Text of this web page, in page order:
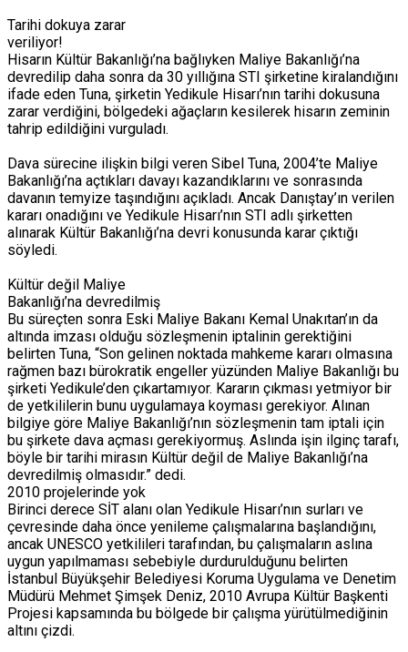
Tarihi dokuya zarar
veriliyor!
Hisarın Kültür Bakanlığı’na bağlıyken Maliye Bakanlığı’na
devredilip daha sonra da 30 yıllığına STI şirketine kiralandığını
ifade eden Tuna, şirketin Yedikule Hisarı’nın tarihi dokusuna
zarar verdiğini, bölgedeki ağaçların kesilerek hisarın zeminin
tahrip edildiğini vurguladı.
Dava sürecine ilişkin bilgi veren Sibel Tuna, 2004’te Maliye
Bakanlığı’na açtıkları davayı kazandıklarını ve sonrasında
davanın temyize taşındığını açıkladı. Ancak Danıştay’ın verilen
kararı onadığını ve Yedikule Hisarı’nın STI adlı şirketten
alınarak Kültür Bakanlığı’na devri konusunda karar çıktığı
söyledi.
Kültür değil Maliye
Bakanlığı’na devredilmiş
Bu süreçten sonra Eski Maliye Bakanı Kemal Unakıtan’ın da
altında imzası olduğu sözleşmenin iptalinin gerektiğini
belirten Tuna, “Son gelinen noktada mahkeme kararı olmasına
rağmen bazı bürokratik engeller yüzünden Maliye Bakanlığı bu
şirketi Yedikule’den çıkartamıyor. Kararın çıkması yetmiyor bir
de yetkililerin bunu uygulamaya koyması gerekiyor. Alınan
bilgiye göre Maliye Bakanlığı’nın sözleşmenin tam iptali için
bu şirkete dava açması gerekiyormuş. Aslında işin ilginç tarafı,
böyle bir tarihi mirasın Kültür değil de Maliye Bakanlığı’na
devredilmiş olmasıdır.” dedi.
2010 projelerinde yok
Birinci derece SİT alanı olan Yedikule Hisarı’nın surları ve
çevresinde daha önce yenileme çalışmalarına başlandığını,
ancak UNESCO yetkilileri tarafından, bu çalışmaların aslına
uygun yapılmaması sebebiyle durdurulduğunu belirten
İstanbul Büyükşehir Belediyesi Koruma Uygulama ve Denetim
Müdürü Mehmet Şimşek Deniz, 2010 Avrupa Kültür Başkenti
Projesi kapsamında bu bölgede bir çalışma yürütülmediğinin
altını çizdi.